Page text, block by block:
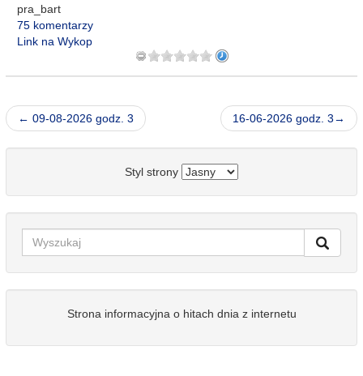
pra_bart
75 komentarzy
Link na Wykop
← 09-08-2026 godz. 3 16-06-2026 godz. 3→
Styl strony
Strona informacyjna o hitach dnia z internetu